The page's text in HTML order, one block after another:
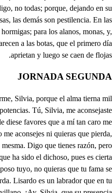
JORNADA SEGUNDA
llegues, Leonardo; aparta, porque Jacinta te niega la voluntad." ¡Ay de mí! ¡Qué palabras tan soberbias! No oso llegar, en efeto. Tú que de amante te precias, ¿de aquesa manera temes y dudas de esa manera? ' Mira ya que es cobardía. Ya lo veo; mas es fuerza que tema sus bellos ojos, ojos que tanto me cuestan. Perdonad, bella señora, si vos queréis que me atreva a llegar al mismo cielo, que es cielo vuestra belleza. Mil veces, señora mía, he querido con soberbia atreverme a solo hablar en vuestra presencia bella; pero el temor que a las almas el atrevimiento niega, no me quiso dar lugar para escuchar la respuesta. Vuestro padre y mi señor me ha dado aquesta licencia de serviros, perdonad que con soberbia me atreva. Tres días ha que en el castillo estoy con vos y aún apenas he visto de vuestra cara las relumbrantes estrellas. Si os miro no me miráis; si os hablo no dais respuesta; luego os vais si estoy con vos o al castillo o a la huerta; maldigo mis esperanzas, aunque nunca desesperan, pues que nunca me la dan de gozar vuestra presencia. Si ya soy esposo vuestro, si ya he venido al aldea solo a serlo, ¿por qué hacéis a mi amor tal resistencia? Dadme esa divina mano, dadme aquesa mano bella, imprimiré con los labios, por ser la merced primera. Señor Leonardo, advertid que yo soy esclava vuestra y que estimo los favores que me hacéis; pero es bajeza grande el humillaros tanto a la que es esclava vuestra. Estas palabras estimo; adoro vuestras promesas, vuestra bizarría bendigo y estimo esa gentileza; pero también os suplico que no tengáis por afrenta ni por desamor tampoco irme y pediros licencia. ¿Qué te parece? Que es cosa, por Dios, que no la sufriera un villano, cuanto más quien tiene tanta nobleza como tú. Yo he sospechado que tiene Jacinta bella otro amor, que a no tenerle yo sé que me respondiera con piedad más amorosa y con palabras más tierna:. Pues prueba tú si le tiene y véngate de su ofensa. Vamos. Muerto voy de celos: pero si sé que hay quien sea digno de su amor, bien puede prevenirse a la defensa. Julio, ¿Cómo le has de castigar? Responderé esa respuesta, Julio : amo y tengo celos. Bien fácil es de entenderla; porque un celoso castiga con rigor y con soberbia. Contigo seré soldado. A qué buen tiempo ha venido este Capitán. Ha sido de tus desdichas llamado. Vámonos allá, Lisardo. Pues no hay que ¡hacer en la aldea, ¿cuál hombre noble desea este sayal tosco y pardo? Tú tienes entendimiento, y, aunque pastor, has leído; yo también so desleído y me sobra atrevimiento. Tú no tienes de alcanzar esa gloria que pretendes. ¡Ay, Garbín, que tú no entiendes lo que es el sentir y amar! Si tú supieras querer yo sé bien que no me dieras esos consejos ni fueras tan contrarío a una mujer. Cuando la bella Jacinta no me quiera ni yo alcance aqueste dichoso lance que la fortuna me pinta, ¿qué vengo a perder, di, necio? Ser de todos murmurado y ver que de un hombre honrado "haga el mundo tal desprecio. ¡Vive Dios, que si no vas a la guerra a esta ocasión que he de pensar con razón que sin alma y juicio estás! ¿Qué has de hacer aquí, cuitado, entre penas y entre enojos? ¿Has de adorar unos ojos que otro primero ha gozado? ¿Has de adorar los balcones de una mujer que te deja y que de tu amor se aleja por, vulgares opiniones? Tienes honra, tienes juicio, tienes valor, tienes ser, mas ¿cómo lo has de tener dándonos de loco indicio? Vámonos, advierte y mira que en tu provecho ha de ser, A una mujer, y mujer todo embustes y mentira, que te engaña y que te ofende, ¿no ves que es locura? Advierte que será cierta tu muerte si el desposado lo entiende. Vámonos de este lugar, que un sabio nos declaró que el que su tierra dejó otras tierras ha de hallar, y ha de pensar con razón que el lugar en que vivía no es su tierra. Lisardo, Bien decía, ¡Animo, pues! Corazón, ¿en qué penáis y teméis? La ocasión es generosa. ¿Teméis que a Jacinta hermosa no habéis de ver? Mal hacéis. Vuestro mal gusto condeno, aunque por extremo es bella; porque más vale no vella que vella en poder ajeno. ¡Ea! : vámonos a perder por ese mundo adelante, que tú eres hombre importante y has de venir a valer. Yo seré tu Gandalín, y iremos de tierra en tierra. ¿Qué más guerra que la guerra de tanto diablo malsín? En Lazarillo de Tormes, un libro español famoso, se fue un escudero honroso por desatinos conformes. Decíale un caballero en topándose los dos: "Amigo, manténgaos Dios." Pues si deja un escudero su patria por bendiciones, ¿con cuánta mayor razón nosotros, en ocasión que nos echan maldiciones? En tan confusas batallas es imposible vivir, pues ver al vulgo decir, si callas, que por qué callas; si hablas, que es todo injusto y que dices mal de todos, buscándose ellos los modos de interpretarlo a su gusto. Luego por sátira arroja lo que se dijo por risa; si un ejemplo los avisa, es por quien se les antoja. Vámonos de aquí, Lisardo, acábese aquesta pena. Silvia estampando la arena viene a nosotros. ¿Qué aguardo? ¡Oh, aurora del sol que adoro! ¡Oh, sol de agosto, mayor que el que mata un segador! ¿Así guardas el decoro a un ángel? Déjale hablar, ¿Ángel mujer? Eso no, porque el diablo la engañó. Siendo ángel no pudo ser. De mi señora Jacinta te traigo un recado. ¡Cielos! Parose en sus paralelos el sol que de oro los pinta. Ya no le tiene el primero móvil; pasaron los orbes. ¡Por Dios, que es lindo que estorbes con estilo lisonjero el recado y el favor! Mi señora... Bueno estás. Viendo que a la guerra vas, que ya agradece tu amor, este vestido te envía, espada, daga y sombrero, y esta cadena. No quiero vida, ni ya la quería. Con tanto bien muerto estoy. Sí, mas con buena mortaja. ¿Para mí no hubiera raja o frisa? i Al diablo te doy! Silvia, ¿Yo a ti? ¿Por qué no, lechuza? Y ¿fuera mucho tú a mí? Pero vísteme de ti, vestirasme de gamuza. ¿Es posible que este lleves contigo? ¿Y es mucho error? Y ¿qué has de ser? ¿Atamb